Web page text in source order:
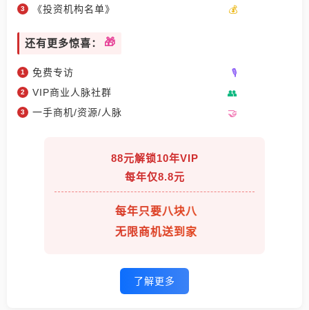
《投资机构名单》
还有更多惊喜：
免费专访
VIP商业人脉社群
一手商机/资源/人脉
88元解锁10年VIP
每年仅8.8元
每年只要八块八
无限商机送到家
了解更多